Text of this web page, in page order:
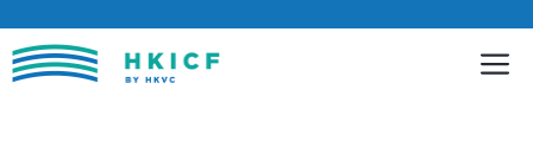
至
內